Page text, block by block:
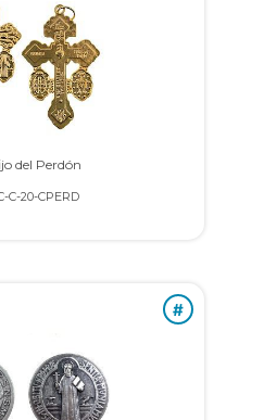
del Perdón
C-20-CPERD
#